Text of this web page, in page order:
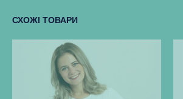
СХОЖІ ТОВАРИ